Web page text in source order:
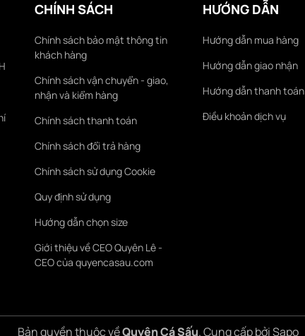
CHÍNH SÁCH
Chính sách bảo mật thông tin
khách hàng
Chính sách vận chuyển - giao,
nhận và kiểm hàng
Chính sách thanh toán
Chính sách đổi trả hàng
Chính sách sử dụng Cookie
Quy định sử dụng
Hướng dẫn chọn size
Giới thiệu về CEO Quyên Lê -
CEO của quyencasau.com
HƯỚNG DẪN
Hướng dẫn mua hàng
Hướng dẫn giao nhận
Hướng dẫn thanh toán
Điều khoản dịch vụ
Bản quyền thuộc vềQuyên Cá Sấu.Cung cấp bởiSapo